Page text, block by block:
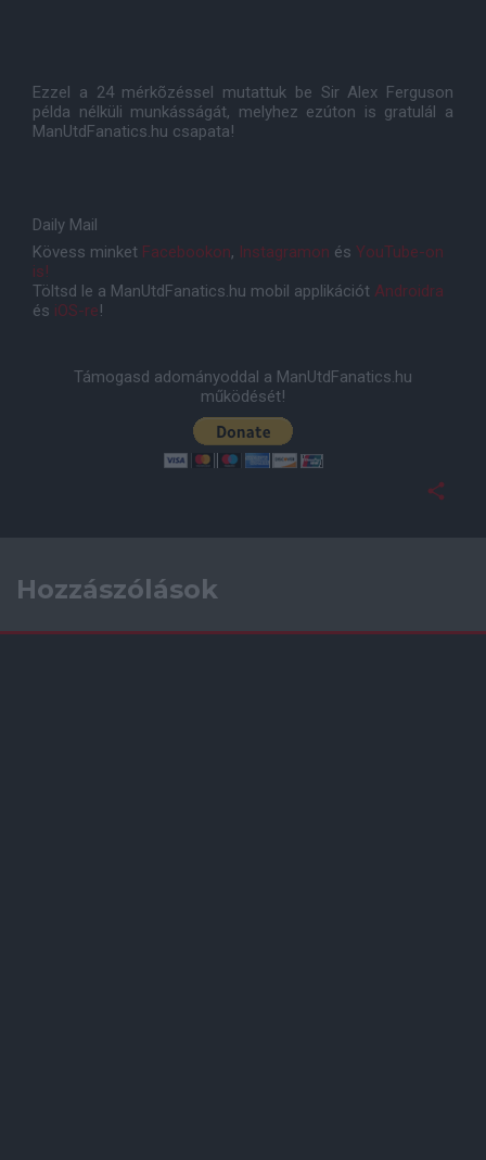
Ezzel a 24 mérkõzéssel mutattuk be Sir Alex Ferguson
példa nélküli munkásságát, melyhez ezúton is gratulál a
ManUtdFanatics.hu csapata!
Daily Mail
Kövess minket Facebookon, Instagramon és YouTube-on
is!
Töltsd le a ManUtdFanatics.hu mobil applikációt Androidra
és iOS-re!
Támogasd adományoddal a ManUtdFanatics.hu
működését!
Hozzászólások